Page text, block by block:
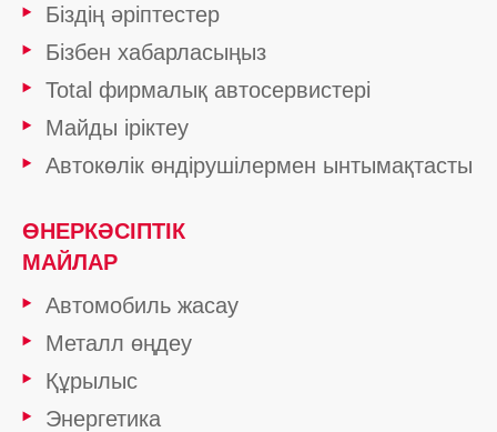
Біздің әріптестер
Бізбен хабарласыңыз
Total фирмалық автосервистері
Майды іріктеу
Автокөлік өндірушілермен ынтымақтасты
ӨНЕРКӘСІПТІК
МАЙЛАР
Автомобиль жасау
Металл өңдеу
Құрылыс
Энергетика